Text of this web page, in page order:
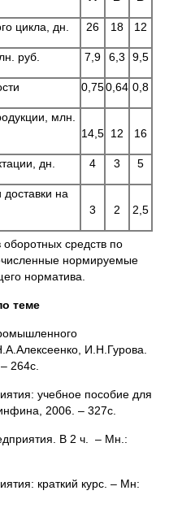
цикла, дн. 26 18 12
руб. 7,9 6,3 9,5
0,750,64 0,8
млн.
14,5 12 16
дн. 4 3 5
на
3 2 2,5
оборотных средств по
нормируемые
норматива.
И.Н.Гурова.
264с.
учебное пособие для
2006. – 327с.
В 2 ч. – Мн.:
краткий курс. – Мн: